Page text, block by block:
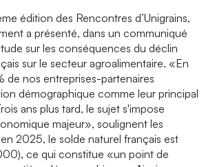
édition des Rencontres d’Unigrains,
a présenté, dans un communiqué
sur les conséquences du déclin
sur le secteur agroalimentaire. «En
de nos entreprises-partenaires
démographique comme leur principal
ans plus tard, le sujet s'impose
majeur», soulignent les
2025, le solde naturel français est
ce qui constitue «un point de